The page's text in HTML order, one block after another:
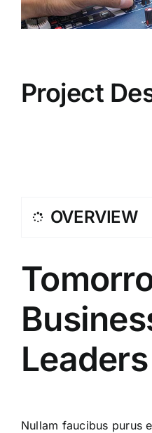
AREA SOCI
Project
OVERVIEW
Leaders
Nullam faucibus purus